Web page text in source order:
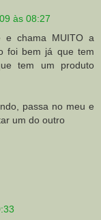
às 08:27
e chama MUITO a
foi bem já que tem
tem um produto
passa no meu e
um do outro